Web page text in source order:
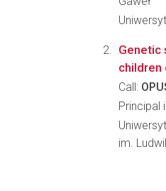
Genetic
children
Call:
Principal
im.